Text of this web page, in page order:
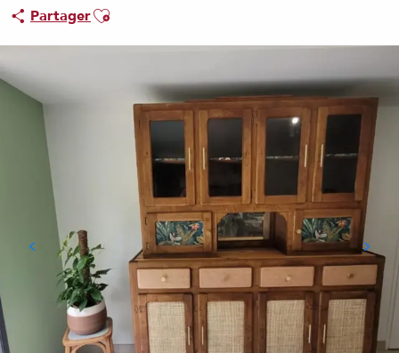
PartagerAjouter aux favoris